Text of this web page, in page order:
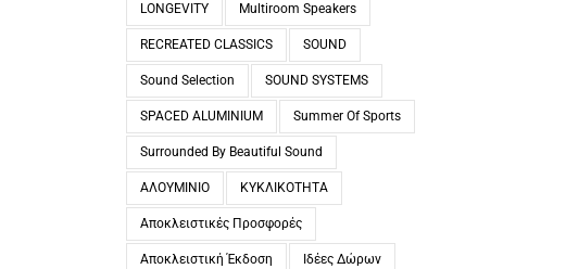
LONGEVITY Multiroom Speakers
RECREATED CLASSICS SOUND
Sound Selection SOUND SYSTEMS
SPACED ALUMINIUM Summer Of Sports
Surrounded By Beautiful Sound
ΑΛΟΥΜΙΝΙΟ ΚΥΚΛΙΚΟΤΗΤΑ
Αποκλειστικές Προσφορές
Αποκλειστική Έκδοση Ιδέες Δώρων